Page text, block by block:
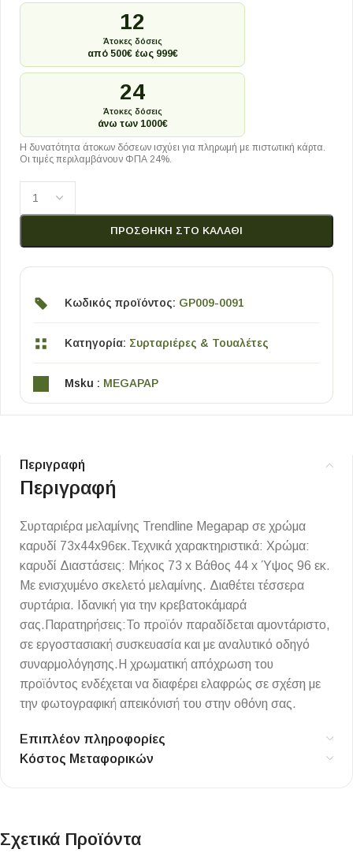
12
Άτοκες δόσεις
από 500€ έως 999€
24
Άτοκες δόσεις
άνω των 1000€
Η δυνατότητα άτοκων δόσεων ισχύει για πληρωμή με πιστωτική κάρτα.
Οι τιμές περιλαμβάνουν ΦΠΑ 24%.
ΠΡΟΣΘΉΚΗ ΣΤΟ ΚΑΛΆΘΙ
Κωδικός προϊόντος: GP009-0091
Κατηγορία: Συρταριέρες & Τουαλέτες
Msku : MEGAPAP
Περιγραφή
Περιγραφή
Συρταριέρα μελαμίνης Trendline Megapap σε χρώμα
καρυδί 73x44x96εκ.Τεχνικά χαρακτηριστικά: Χρώμα:
καρυδί Διαστάσεις: Μήκος 73 x Βάθος 44 x Ύψος 96 εκ.
Με ενισχυμένο σκελετό μελαμίνης. Διαθέτει τέσσερα
συρτάρια. Ιδανική για την κρεβατοκάμαρά
σας.Παρατηρήσεις:Το προϊόν παραδίδεται αμοντάριστο,
σε εργοστασιακή συσκευασία και με αναλυτικό οδηγό
συναρμολόγησης.Η χρωματική απόχρωση του
προϊόντος ενδέχεται να διαφέρει ελαφρώς σε σχέση με
την φωτογραφική απεικόνισή του στην οθόνη σας.
Επιπλέον πληροφορίες
Κόστος Μεταφορικών
Σχετικά Προϊόντα